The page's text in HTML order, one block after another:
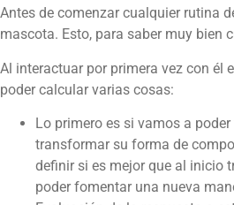
Antes de comenzar cualquier rutina
mascota. Esto, para saber muy bien
Al interactuar por primera vez con él
poder calcular varias cosas:
Lo primero es si vamos a
transformar su forma de
definir si es mejor que al inicio
poder fomentar una nueva